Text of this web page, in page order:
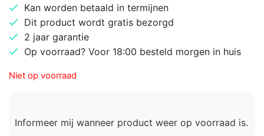
Kan worden betaald in termijnen
Dit product wordt gratis bezorgd
2 jaar garantie
Op voorraad? Voor 18:00 besteld morgen in huis
Niet op voorraad
Informeer mij wanneer product weer op voorraad is.